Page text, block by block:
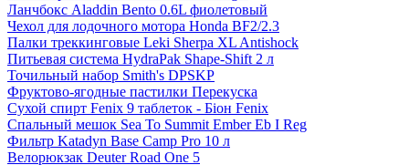
Ланчбокс Aladdin Bento 0.6L фиолетовый
Чехол для лодочного мотора Honda BF2/2.3
Палки треккинговые Leki Sherpa XL Antishock
Питьевая система HydraPak Shape-Shift 2 л
Точильный набор Smith's DPSKP
Фруктово-ягодные пастилки Перекуска
Сухой спирт Fenix 9 таблеток - Біон Fenix
Спальный мешок Sea To Summit Ember Eb I Reg
Фильтр Katadyn Base Camp Pro 10 л
Велорюкзак Deuter Road One 5